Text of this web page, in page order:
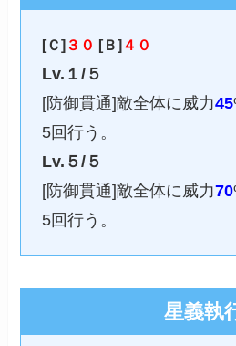
[Ｃ] ３０ [Ｂ] ４０
Lv.１/５
[防御貫通]敵全体に威力45
5回行う。
Lv.５/５
[防御貫通]敵全体に威力70
5回行う。
星義執